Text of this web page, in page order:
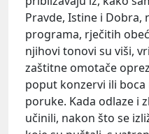
Pravde, Istine i Dobra,
programa, rječitih
njihovi tonovi su viši,
zaštitne omotače
poput konzervi ili
poruke. Kada odlaze i
učinili, nakon što se